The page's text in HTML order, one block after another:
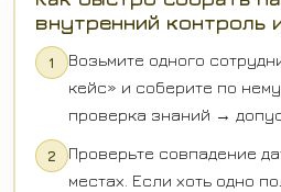
внутренний контроль
1
Возьмите одного
кейс» и соберите по
проверка знаний →
2
Проверьте совпадение
местах. Если хоть одно